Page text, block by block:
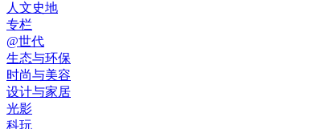
人文史地
专栏
@世代
生态与环保
时尚与美容
设计与家居
光影
科玩